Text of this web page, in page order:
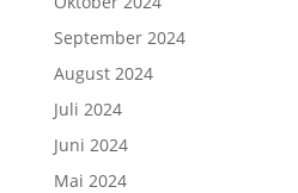
September 2024
August 2024
Juli 2024
Juni 2024
Mai 2024